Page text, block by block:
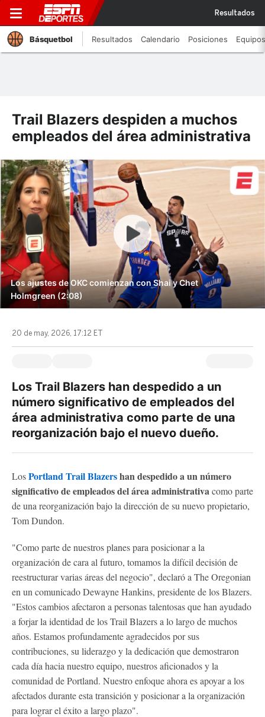
Resultados
Básquetbol Resultados Calendario Posiciones Equipos
Trail Blazers despiden a muchos
empleados del área administrativa
Los ajustes de OKC comienzan con Shai y Chet
Holmgreen (2:08)
20 de may, 2026, 17:12 ET
Los Trail Blazers han despedido a un
número significativo de empleados del
área administrativa como parte de una
reorganización bajo el nuevo dueño.
LosPortland Trail Blazershan despedido a un número
significativo de empleados del área administrativacomo parte
de una reorganización bajo la dirección de su nuevo propietario,
Tom Dundon.
"Como parte de nuestros planes para posicionar a la
organización de cara al futuro, tomamos la difícil decisión de
reestructurar varias áreas del negocio", declaró a The Oregonian
en un comunicado Dewayne Hankins, presidente de los Blazers.
"Estos cambios afectaron a personas talentosas que han ayudado
a forjar la identidad de los Trail Blazers a lo largo de muchos
años. Estamos profundamente agradecidos por sus
contribuciones, su liderazgo y la dedicación que demostraron
cada día hacia nuestro equipo, nuestros aficionados y la
comunidad de Portland. Nuestro enfoque ahora es apoyar a los
afectados durante esta transición y posicionar a la organización
para lograr el éxito a largo plazo".